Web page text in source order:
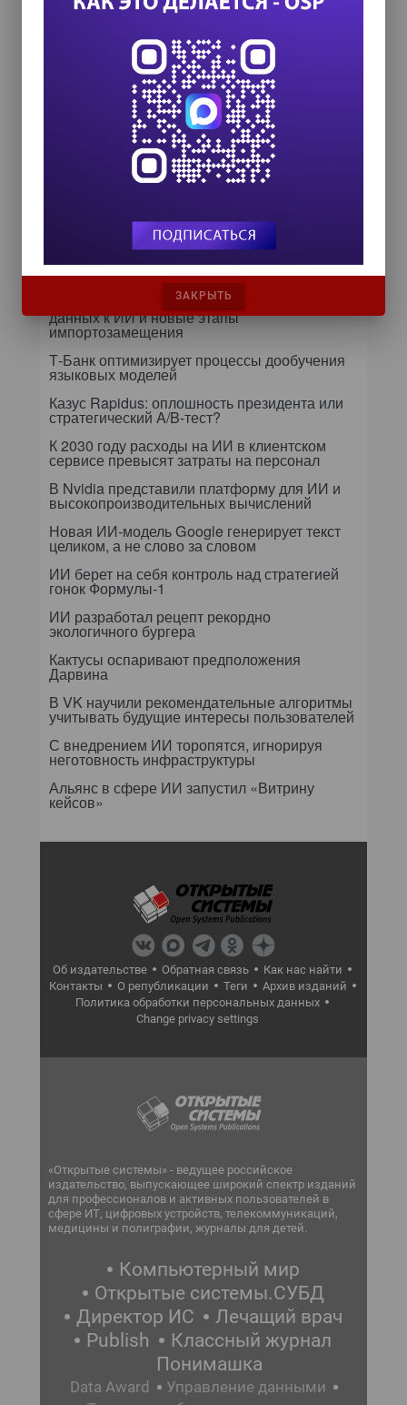
ИИ в управлении продажами:
как компании используют
цифровых сотрудников для
снижения рисков и ускорения
ИИ в бизнесе: 54% компаний уже
используют технологии для роста и
Самое читаемое
24 сентября на форуме «Управление
данными — 2026» обсудят подготовку
данных к ИИ и новые этапы
импортозамещения
Т-Банк оптимизирует процессы дообучения
языковых моделей
Казус Rapidus: оплошность президента или
стратегический A/B-тест?
К 2030 году расходы на ИИ в клиентском
сервисе превысят затраты на персонал
В Nvidia представили платформу для ИИ и
высокопроизводительных вычислений
Новая ИИ-модель Google генерирует текст
целиком, а не слово за словом
ИИ берет на себя контроль над стратегией
гонок Формулы-1
ИИ разработал рецепт рекордно
экологичного бургера
Кактусы оспаривают предположения
Дарвина
В VK научили рекомендательные алгоритмы
учитывать будущие интересы пользователей
С внедрением ИИ торопятся, игнорируя
неготовность инфраструктуры
Альянс в сфере ИИ запустил «Витрину
кейсов»
Об издательстве Обратная связь
Как нас найти
Контакты
О републикации Теги
Архив изданий
Политика обработки персональных данных
Change privacy settings
«Открытые системы» - ведущее российское
издательство, выпускающее широкий спектр изданий
для профессионалов и активных пользователей в
сфере ИТ, цифровых устройств, телекоммуникаций,
медицины и полиграфии, журналы для детей.
Компьютерный мир
Открытые системы.СУБД
Директор ИС
Лечащий врач
Publish
Классный журнал
Понимашка
Data Award
Управление данными
ЗАКРЫТЬ